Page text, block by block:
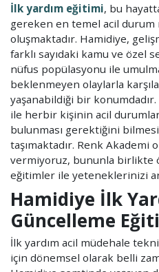
İlk yardım eğitimi, bu
gereken en temel acil
oluşmaktadır. Hamidiye,
farklı sayıdaki kamu ve özel
nüfus popülasyonu ile
beklenmeyen olaylarla
yaşanabildiği bir
ile herbir kişinin acil
bulunması gerektiğini
taşımaktadır. Renk Akademi
vermiyoruz, bununla birlikte
eğitimler ile yeteneklerinizi
Hamidiye İlk
Güncelleme
İlk yardım acil müdehale
için dönemsel olarak belli